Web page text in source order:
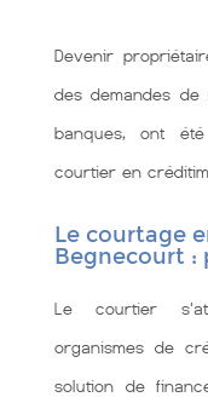
Devenir
des demandes
banques, ont
courtier en
Le courtage
Begnecourt :
Le courtier
organismes de
solution de